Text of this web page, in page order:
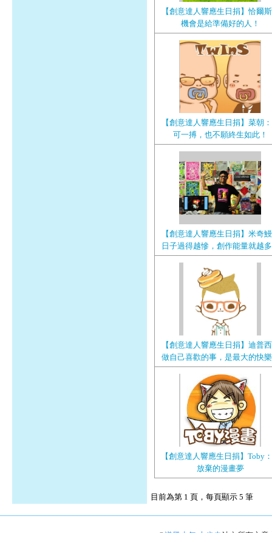
【創意達人響應生日捐】恰爾
機會是給準備好的人！
【創意達人響應生日捐】菜朝
可一搏，也不願終生如此！
【創意達人響應生日捐】米奇
日子過得越慘，創作能量就越
【創意達人響應生日捐】迪普
做自己喜歡的事，是最大的快
【創意達人響應生日捐】Toby
放棄的漫畫夢
目前為第 1 頁，每頁顯示 5 筆